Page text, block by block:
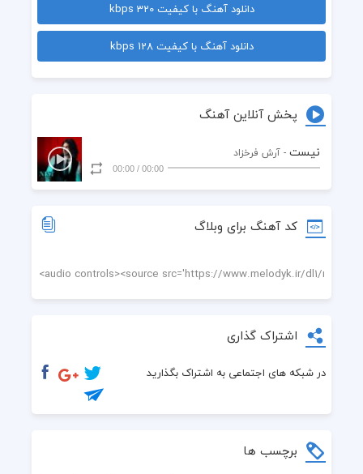
  چشم میدوزم به چشمت میشود آیا کمی
  دستهایم را بگیری توی دستانی که نیست
  وقت رفتن میشود با بغض میگویم نرو
  باز تنها میشوم با یاد مهمانی که نیست
دانلود آهنگ با کیفیت 320 kbps
دانلود آهنگ با کیفیت 128 kbps
پخش آنلاین آهنگ
نیست - آرش فرخزاد
00:00
/
00:00
کد آهنگ برای وبلاگ
اشتراک گذاری
در شبکه های اجتماعی به اشتراک بگذارید
برچسب ها